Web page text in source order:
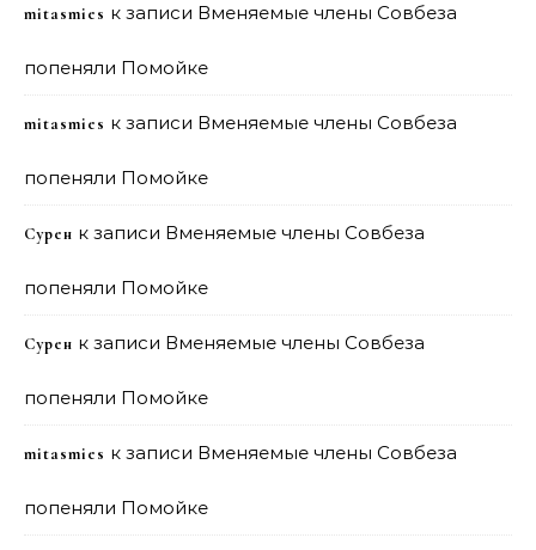
mitasmies к записи Вменяемые члены Совбеза
попеняли Помойке
mitasmies к записи Вменяемые члены Совбеза
попеняли Помойке
Сурен к записи Вменяемые члены Совбеза
попеняли Помойке
Сурен к записи Вменяемые члены Совбеза
попеняли Помойке
mitasmies к записи Вменяемые члены Совбеза
попеняли Помойке